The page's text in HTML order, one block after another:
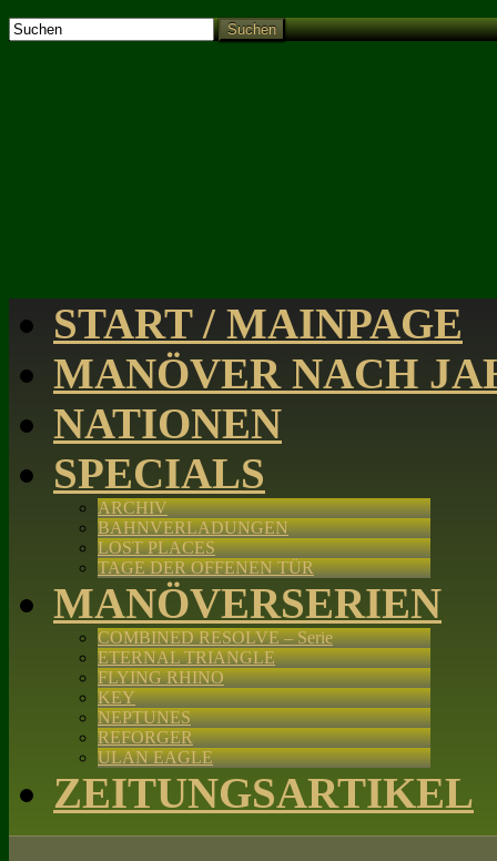
Suchen
START / MAINPAGE
MANÖVER NACH
NATIONEN
SPECIALS
ARCHIV
BAHNVERLADUNGEN
LOST PLACES
TAGE DER OFFENEN TÜR
MANÖVERSERIEN
COMBINED RESOLVE – Serie
ETERNAL TRIANGLE
FLYING RHINO
KEY
NEPTUNES
REFORGER
ULAN EAGLE
ZEITUNGSARTIKEL